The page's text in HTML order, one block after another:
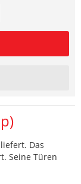
Das
Seine Türen